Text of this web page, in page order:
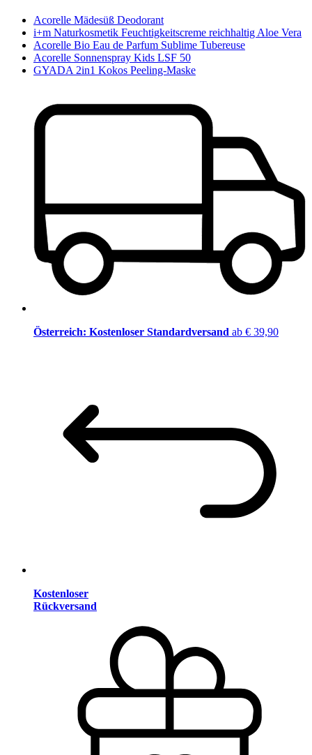
Acorelle Mädesüß Deodorant
i+m Naturkosmetik Feuchtigkeitscreme reichhaltig Aloe Vera
Acorelle Bio Eau de Parfum Sublime Tubereuse
Acorelle Sonnenspray Kids LSF 50
GYADA 2in1 Kokos Peeling-Maske
Österreich: Kostenloser Standardversand ab € 39,90
Kostenloser
Rückversand